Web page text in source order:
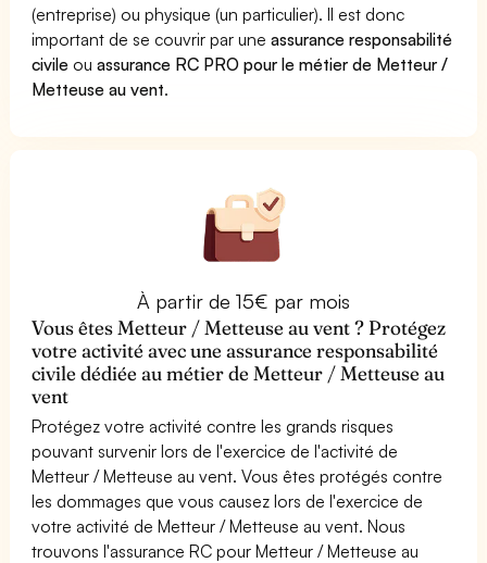
(entreprise) ou physique (un particulier). Il est donc
important de se couvrir par uneassurance responsabilité
civile ouassurance RC PRO pour le métier de Metteur /
Metteuse au vent.
À partir de 15€ par mois
Vous êtes Metteur / Metteuse au vent ? Protégez
votre activité avec une assurance responsabilité
civile dédiée au métier de Metteur / Metteuse au
vent
Protégez votre activité contre les grands risques
pouvant survenir lors de l'exercice de l'activité de
Metteur / Metteuse au vent. Vous êtes protégés contre
les dommages que vous causez lors de l'exercice de
votre activité de Metteur / Metteuse au vent. Nous
trouvons l'assurance RC pour Metteur / Metteuse au